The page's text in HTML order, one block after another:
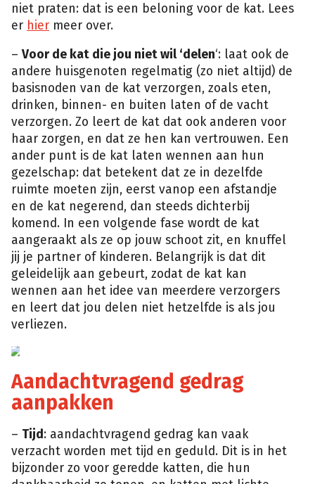
niet praten: dat is een beloning voor de kat. Lees
er hier meer over.
– Voor de kat die jou niet wil ‘delen‘: laat ook de
andere huisgenoten regelmatig (zo niet altijd) de
basisnoden van de kat verzorgen, zoals eten,
drinken, binnen- en buiten laten of de vacht
verzorgen. Zo leert de kat dat ook anderen voor
haar zorgen, en dat ze hen kan vertrouwen. Een
ander punt is de kat laten wennen aan hun
gezelschap: dat betekent dat ze in dezelfde
ruimte moeten zijn, eerst vanop een afstandje
en de kat negerend, dan steeds dichterbij
komend. In een volgende fase wordt de kat
aangeraakt als ze op jouw schoot zit, en knuffel
jij je partner of kinderen. Belangrijk is dat dit
geleidelijk aan gebeurt, zodat de kat kan
wennen aan het idee van meerdere verzorgers
en leert dat jou delen niet hetzelfde is als jou
verliezen.
Shutterstock
Aandachtvragend gedrag
aanpakken
– Tijd: aandachtvragend gedrag kan vaak
verzacht worden met tijd en geduld. Dit is in het
bijzonder zo voor geredde katten, die hun